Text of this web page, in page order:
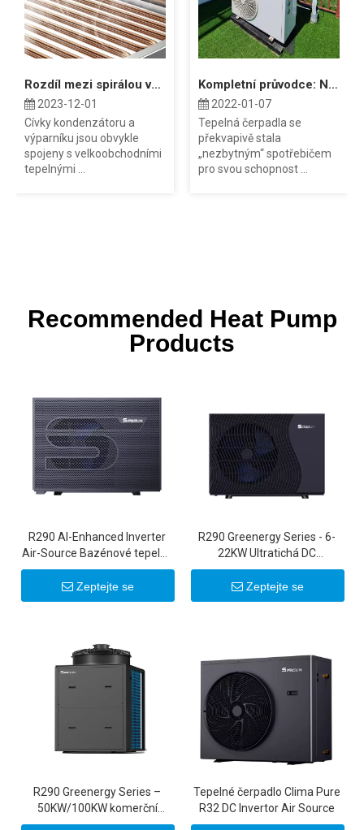
Rozdíl mezi spirálou výparníku a spirálou kondenzátoru
2023-12-01
Cívky kondenzátoru a
výparníku jsou obvykle
spojeny s velkoobchodními
tepelnými ...
Kompletní průvodce: Náklady na tepelné čerpadlo zdroje vzduchu
2022-01-07
Tepelná čerpadla se
překvapivě stala
„nezbytným“ spotřebičem
pro svou schopnost ...
Recommended Heat Pump
Products
R290 Al-Enhanced Inverter
Air-Source Bazénové tepelné
čerpadlo
Zeptejte se
R290 Greenergy Series - 6-
22KW Ultratichá DC
invertorová tepelná čerpadla
se vzduchovým zdrojem
20KW 22KW
Zeptejte se
R290 Greenergy Series –
50KW/100KW komerční
invertorová tepelná čerpadla
Tepelné čerpadlo Clima Pure
R32 DC Invertor Air Source